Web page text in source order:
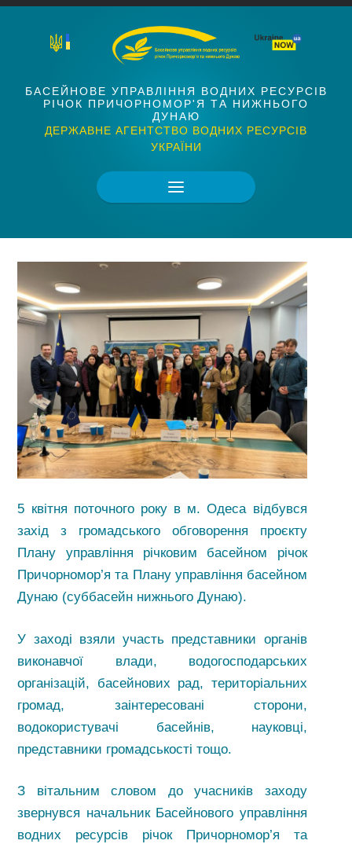
БАСЕЙНОВЕ УПРАВЛІННЯ ВОДНИХ РЕСУРСІВ
РІЧОК ПРИЧОРНОМОР'Я ТА НИЖНЬОГО
ДУНАЮ
ДЕРЖАВНЕ АГЕНТСТВО ВОДНИХ РЕСУРСІВ
УКРАЇНИ
5 квітня поточного року в м. Одеса відбувся
захід з громадського обговорення проєкту
Плану управління річковим басейном річок
Причорномор’я та Плану управління басейном
Дунаю (суббасейн нижнього Дунаю).
У заході взяли участь представники органів
виконавчої влади, водогосподарських
організацій, басейнових рад, територіальних
громад, заінтересовані сторони,
водокористувачі басейнів, науковці,
представники громадськості тощо.
З вітальним словом до учасників заходу
звернувся начальник Басейнового управління
водних ресурсів річок Причорномор’я та